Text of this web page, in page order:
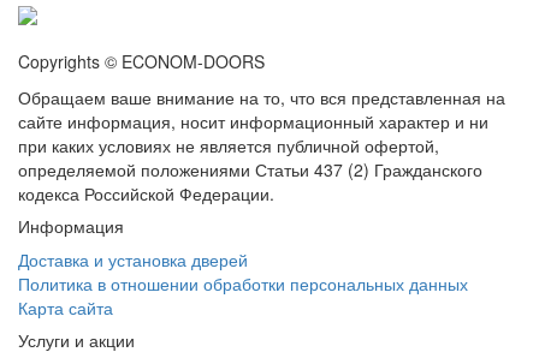
Copyrights © ECONOM-DOORS
Обращаем ваше внимание на то, что вся представленная на
сайте информация, носит информационный характер и ни
при каких условиях не является публичной офертой,
определяемой положениями Статьи 437 (2) Гражданского
кодекса Российской Федерации.
Информация
Доставка и установка дверей
Политика в отношении обработки персональных данных
Карта сайта
Услуги и акции